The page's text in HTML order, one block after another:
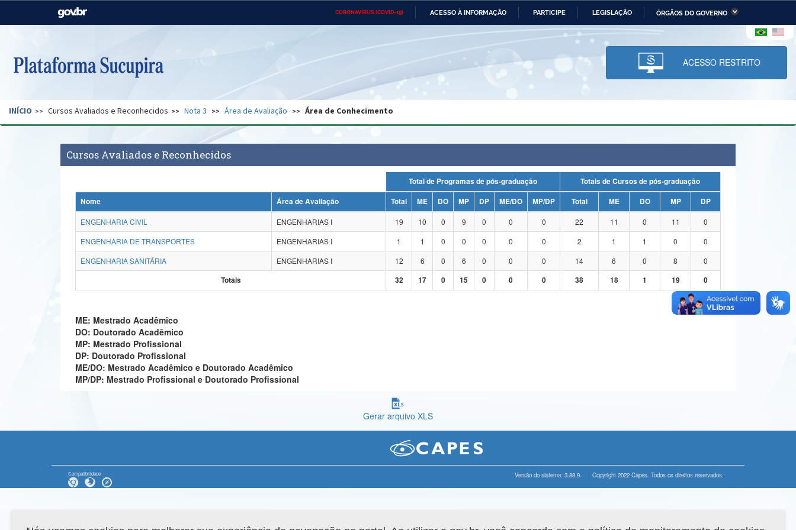
CORONAVÍRUS (COVID-19) ACESSO À INFORMAÇÃO PARTICIPE LEGISLAÇÃO ÓRGÃOS DO GOVERNO
Casa Civil Ministério das Relações Ministério da Economia Ministério da Infraestrutura
Pecuária e Abastecimento
Ministério da Ciência,
Tecnologia, Inovações e
Comunicações
Ministério do Desenvolvimento
Regional e dos Direitos Humanos
Secretaria de Governo Gabinete de Segurança Advocacia-Geral da União Banco Central do Brasil Planalto
ACESSO RESTRITO
INÍCIO Cursos Avaliados e Reconhecidos Nota 3 Área de Avaliação Área de Conhecimento
Cursos Avaliados e Reconhecidos
Total de Programas de pós-graduação
Totais de Cursos de pós-graduação
Nome
Área de Avaliação Total ME DO MP DP ME/DO MP/DP Total ME DO MP
DP
ENGENHARIA CIVIL
ENGENHARIAS I 19 10 0 9 0 0 0 22 11 0 11
0
ENGENHARIA DE TRANSPORTES
ENGENHARIAS I 1 1 0 0 0 0 0 2 1 1 0
0
ENGENHARIA SANITÁRIA
ENGENHARIAS I 12 6 0 6 0 0 0 14 6 0 8
0
Totais
32 17 0 15 0 0 0 38 18 1 19 0
ME: Mestrado Acadêmico
DO: Doutorado Acadêmico
MP: Mestrado Profissional
DP: Doutorado Profissional
ME/DO: Mestrado Acadêmico e Doutorado Acadêmico
MP/DP: Mestrado Profissional e Doutorado Profissional
Gerar arquivo XLS
Compatibilidade Versão do sistema: 3.88.9 Copyright 2022 Capes. Todos os direitos reservados.